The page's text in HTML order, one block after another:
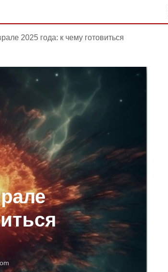
2025 года: к чему готовиться